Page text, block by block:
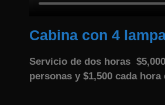
Cabina con 4
Servicio de dos horas
personas y $1,500 cada hora